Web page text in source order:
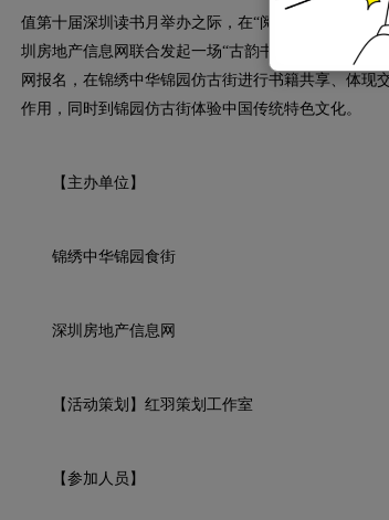
值第十届深圳读书月举办之际，在“阅读·进步·和谐”
圳房地产信息网联合发起一场“古韵书香，以书会友”
网报名，在锦绣中华锦园仿古街进行书籍共享、体
作用，同时到锦园仿古街体验中国传统特色文化。
【主办单位】
锦绣中华锦园食街
深圳房地产信息网
【活动策划】红羽策划工作室
【参加人员】